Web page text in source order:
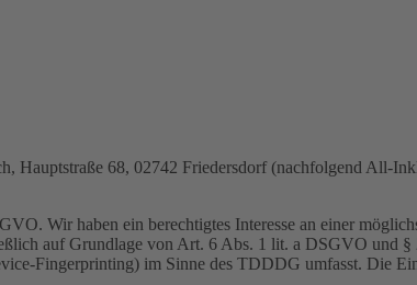
68, 02742 Friedersdorf (nachfolgend All-
Wir haben ein berechtigtes Interesse an einer
auf Grundlage von Art. 6 Abs. 1 lit. a DSGVO
Fingerprinting) im Sinne des TDDDG umfasst. Die